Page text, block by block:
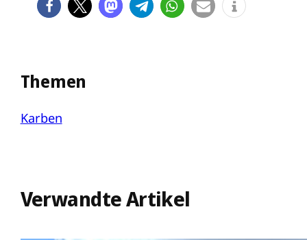
Themen
Karben
Verwandte Artikel